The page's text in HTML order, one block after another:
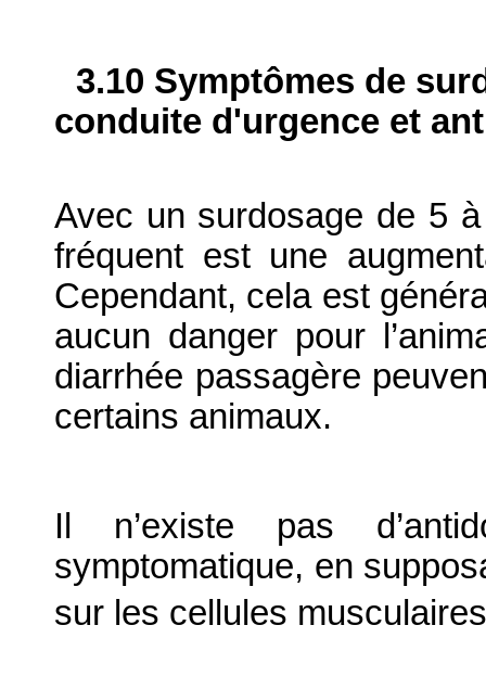
3.10 Symptômes de
conduite d'urgence et
Avec un surdosage de 5
fréquent est une
Cependant, cela est
aucun danger pour
diarrhée passagère
certains animaux.
Il n’existe pas
symptomatique, en
sur les cellules